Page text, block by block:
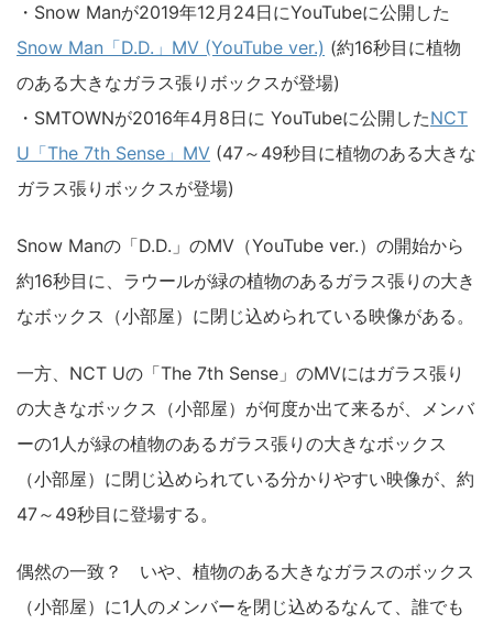
・Snow Manが2019年12月24日にYouTubeに公開した
Snow Man「D.D.」MV (YouTube ver.) (約16秒目に植物
のある大きなガラス張りボックスが登場)
・SMTOWNが2016年4月8日に YouTubeに公開したNCT
U「The 7th Sense」MV (47～49秒目に植物のある大きな
ガラス張りボックスが登場)
Snow Manの「D.D.」のMV（YouTube ver.）の開始から
約16秒目に、ラウールが緑の植物のあるガラス張りの大き
なボックス（小部屋）に閉じ込められている映像がある。
一方、NCT Uの「The 7th Sense」のMVにはガラス張り
の大きなボックス（小部屋）が何度か出て来るが、メンバ
ーの1人が緑の植物のあるガラス張りの大きなボックス
（小部屋）に閉じ込められている分かりやすい映像が、約
47～49秒目に登場する。
偶然の一致？ いや、植物のある大きなガラスのボックス
（小部屋）に1人のメンバーを閉じ込めるなんて、誰でも